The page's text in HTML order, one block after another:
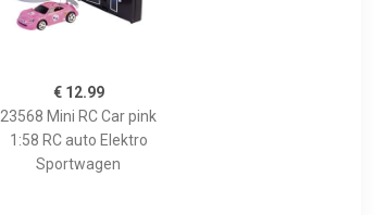
€ 12.99
23568 Mini RC Car pink
1:58 RC auto Elektro
Sportwagen